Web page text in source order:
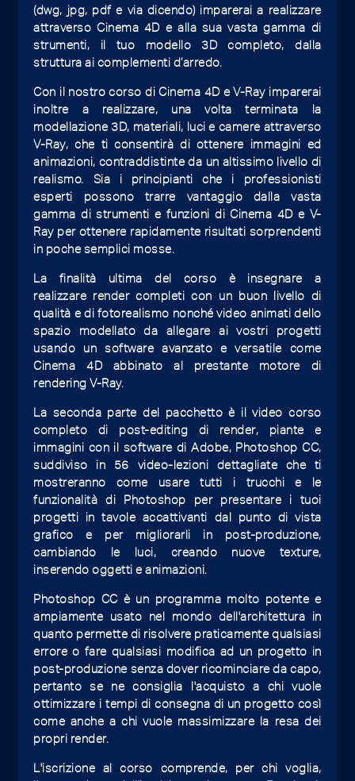
(dwg, jpg, pdf e via dicendo) imparerai a realizzare
attraverso Cinema 4D e alla sua vasta gamma di
strumenti, il tuo modello 3D completo, dalla
struttura ai complementi d’arredo.
Con il nostro corso di Cinema 4D e V-Ray imparerai
inoltre a realizzare, una volta terminata la
modellazione 3D, materiali, luci e camere attraverso
V-Ray, che ti consentirà di ottenere immagini ed
animazioni, contraddistinte da un altissimo livello di
realismo. Sia i principianti che i professionisti
esperti possono trarre vantaggio dalla vasta
gamma di strumenti e funzioni di Cinema 4D e V-
Ray per ottenere rapidamente risultati sorprendenti
in poche semplici mosse.
La finalità ultima del corso è insegnare a
realizzare render completi con un buon livello di
qualità e di fotorealismo nonché video animati dello
spazio modellato da allegare ai vostri progetti
usando un software avanzato e versatile come
Cinema 4D abbinato al prestante motore di
rendering V-Ray.
La seconda parte del pacchetto è il video corso
completo di post-editing di render, piante e
immagini con il software di Adobe, Photoshop CC,
suddiviso in 56 video-lezioni dettagliate che ti
mostreranno come usare tutti i trucchi e le
funzionalità di Photoshop per presentare i tuoi
progetti in tavole accattivanti dal punto di vista
grafico e per migliorarli in post-produzione,
cambiando le luci, creando nuove texture,
inserendo oggetti e animazioni.
Photoshop CC è un programma molto potente e
ampiamente usato nel mondo dell'architettura in
quanto permette di risolvere praticamente qualsiasi
errore o fare qualsiasi modifica ad un progetto in
post-produzione senza dover ricominciare da capo,
pertanto se ne consiglia l'acquisto a chi vuole
ottimizzare i tempi di consegna di un progetto così
come anche a chi vuole massimizzare la resa dei
propri render.
L'iscrizione al corso comprende, per chi voglia,